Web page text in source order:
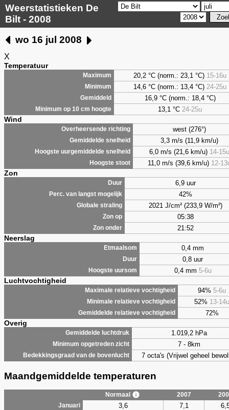
Weerstatistieken De
Bilt - 2008
wo 16 jul 2008
X
Temperatuur
Maximum 20,2 °C (norm.: 23,1 °C) 15-16u
Minimum 14,6 °C (norm.: 13,4 °C) 24-25u
Gemiddeld 16,9 °C (norm.: 18,4 °C)
Minimum op 10 cm hoogte 13,1 °C 24-25u
Wind
Overheersende richting west (276°)
Gemiddelde snelheid 3,3 m/s (11,9 km/u)
Hoogste uurgemiddelde snelheid 6,0 m/s (21,6 km/u) 14-15u
Hoogste stoot 11,0 m/s (39,6 km/u) 12-
Zon
Duur 6,9 uur
Perc. van langst mogelijk 42%
Globale straling 2021 J/cm² (233,9 W/m²)
Zon op 05:38
Zon onder 21:52
Neerslag
Etmaalsom 0,4 mm
Duur 0,8 uur
Hoogste uursom 0,4 mm 5-6u
Luchtvochtigheid
Maximale relatieve vochtigheid 94% 5-6u
Minimale relatieve vochtigheid 52% 13-14u
Gemiddelde relatieve vochtigheid 72%
Overig
Gemiddelde luchtdruk 1.019,2 hPa
Minimum opgetreden zicht 7 - 8km
Bedekkingsgraad van de bovenlucht 7 octa's (Vrijwel geheel
Maandgemiddelde temperaturen
Normaal 2007
Januari
3,6 7,1